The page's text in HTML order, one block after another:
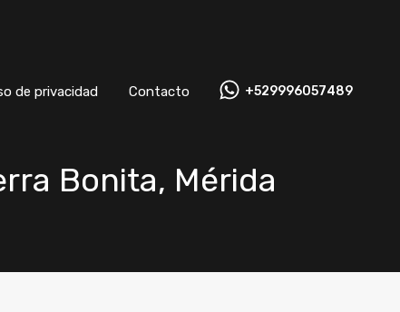
de privacidad Contacto +529996057489
Bonita, Mérida